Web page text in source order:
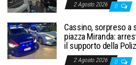
2 Agosto 2026 0
Cassino, sorpreso a
piazza Miranda:
il supporto della
2 Agosto 2026 0